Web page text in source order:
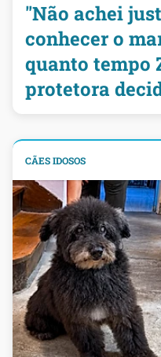
"Não achei
conhecer o
quanto tempo
protetora
CÃES IDOSOS